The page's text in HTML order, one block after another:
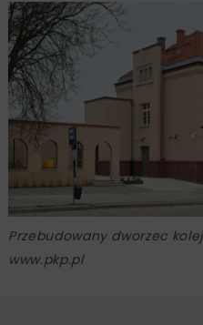
Przebudowany dworzec
www.pkp.pl